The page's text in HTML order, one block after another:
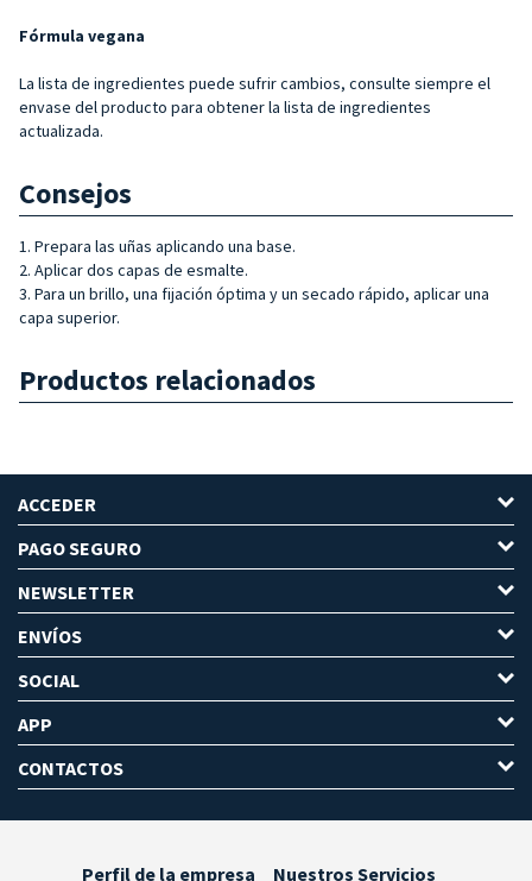
Fórmula vegana
La lista de ingredientes puede sufrir cambios, consulte siempre el
envase del producto para obtener la lista de ingredientes
actualizada.
Consejos
1. Prepara las uñas aplicando una base.
2. Aplicar dos capas de esmalte.
3. Para un brillo, una fijación óptima y un secado rápido, aplicar una
capa superior.
Productos relacionados
ACCEDER
PAGO SEGURO
NEWSLETTER
ENVÍOS
SOCIAL
APP
CONTACTOS
Perfil de la empresa Nuestros Servicios